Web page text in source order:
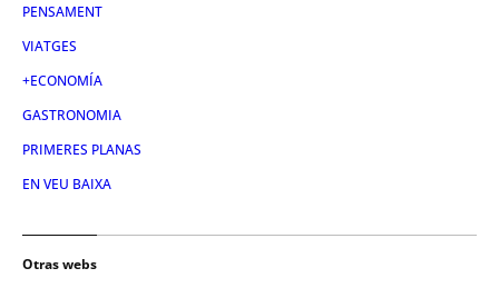
PENSAMENT
VIATGES
+ECONOMÍA
GASTRONOMIA
PRIMERES PLANAS
EN VEU BAIXA
Otras webs